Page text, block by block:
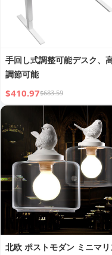
手回し式調整可能デスク、
調節可能
$410.97$683.59
北欧 ポストモダン ミニマリ